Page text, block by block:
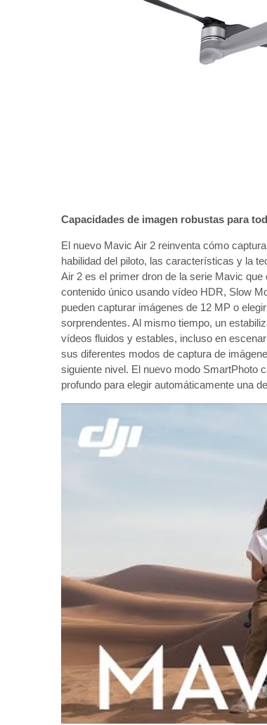
Capacidades de imagen robustas para
El nuevo Mavic Air 2 reinventa cómo
habilidad del piloto, las características y la
Air 2 es el primer dron de la serie Mavic
contenido único usando vídeo HDR, Slow
pueden capturar imágenes de 12 MP o
sorprendentes. Al mismo tiempo, un
vídeos fluidos y estables, incluso en
sus diferentes modos de captura de
siguiente nivel. El nuevo modo SmartPhoto
profundo para elegir automáticamente una